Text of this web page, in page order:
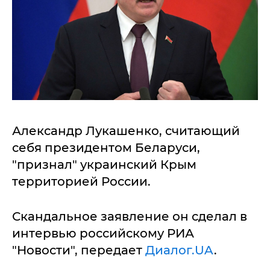
Александр Лукашенко, считающий
себя президентом Беларуси,
"признал" украинский Крым
территорией России.
Скандальное заявление он сделал в
интервью российскому РИА
"Новости", передает Диалог.UA.